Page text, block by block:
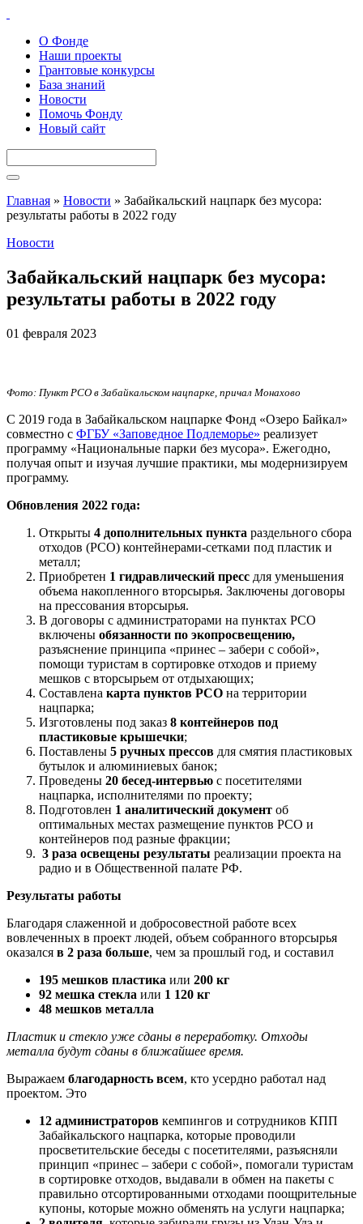
О Фонде
Наши проекты
Грантовые конкурсы
База знаний
Новости
Помочь Фонду
Новый сайт
Главная » Новости » Забайкальский нацпарк без мусора:
результаты работы в 2022 году
Новости
Забайкальский нацпарк без мусора:
результаты работы в 2022 году
01 февраля 2023
Фото: Пункт РСО в Забайкальском нацпарке, причал Монахово
С 2019 года в Забайкальском нацпарке Фонд «Озеро Байкал»
совместно с ФГБУ «Заповедное Подлеморье» реализует
программу «Национальные парки без мусора». Ежегодно,
получая опыт и изучая лучшие практики, мы модернизируем
программу.
Обновления 2022 года:
Открыты 4 дополнительных пункта раздельного сбора
отходов (РСО) контейнерами-сетками под пластик и
металл;
Приобретен 1 гидравлический пресс для уменьшения
объема накопленного вторсырья. Заключены договоры
на прессования вторсырья.
В договоры с администраторами на пунктах РСО
включены обязанности по экопросвещению,
разъяснение принципа «принес – забери с собой»,
помощи туристам в сортировке отходов и приему
мешков с вторсырьем от отдыхающих;
Составлена карта пунктов РСО на территории
нацпарка;
Изготовлены под заказ 8 контейнеров под
пластиковые крышечки;
Поставлены 5 ручных прессов для смятия пластиковых
бутылок и алюминиевых банок;
Проведены 20 бесед-интервью с посетителями
нацпарка, исполнителями по проекту;
Подготовлен 1 аналитический документ об
оптимальных местах размещение пунктов РСО и
контейнеров под разные фракции;
3 раза освещены результаты реализации проекта на
радио и в Общественной палате РФ.
Результаты работы
Благодаря слаженной и добросовестной работе всех
вовлеченных в проект людей, объем собранного вторсырья
оказался в 2 раза больше, чем за прошлый год, и составил
195 мешков пластика или 200 кг
92 мешка стекла или 1 120 кг
48 мешков металла
Пластик и стекло уже сданы в переработку. Отходы
металла будут сданы в ближайшее время.
Выражаем благодарность всем, кто усердно работал над
проектом. Это
12 администраторов кемпингов и сотрудников КПП
Забайкальского нацпарка, которые проводили
просветительские беседы с посетителями, разъясняли
принцип «принес – забери с собой», помогали туристам
в сортировке отходов, выдавали в обмен на пакеты с
правильно отсортированными отходами поощрительные
купоны, которые можно обменять на услуги нацпарка;